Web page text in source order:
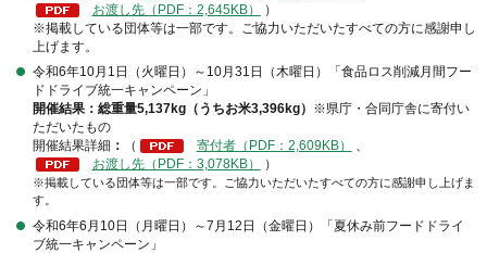
お渡し先（PDF：2,645KB）
）
※掲載している団体等は一部です。ご協力いただいたすべての方に感謝申し
上げます。
令和6年10月1日（火曜日）～10月31日（木曜日）「食品ロス削減月間フー
ドドライブ統一キャンペーン」
開催結果：総重量5,137kg（うちお米3,396kg） ※県庁・合同庁舎に寄付い
ただいたもの
開催結果詳細 ： （ 寄付者（PDF：2,609KB）
、
お渡し先（PDF：3,078KB）
）
※掲載している団体等は一部です。ご協力いただいたすべての方に感謝申し上げま
す。
令和6年6月10日（月曜日）～7月12日（金曜日）「夏休み前フードドライ
ブ統一キャンペーン」